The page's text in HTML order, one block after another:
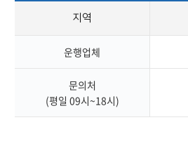
지역
운행업체
문의처
(평일 09시~18시)